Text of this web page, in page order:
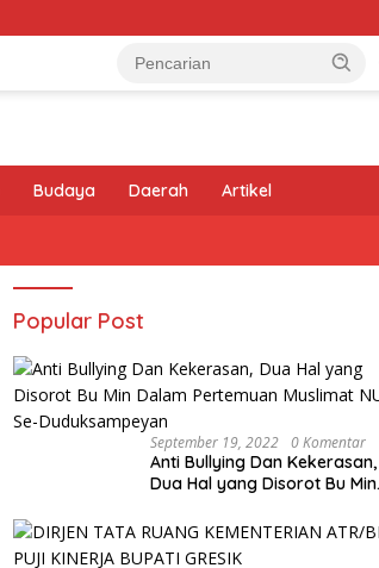
Budaya Daerah Artikel
Popular Post
September 19, 2022 0 Komentar
Anti Bullying Dan Kekerasan,
Dua Hal yang Disorot Bu Min
Se-Duduksampeyan